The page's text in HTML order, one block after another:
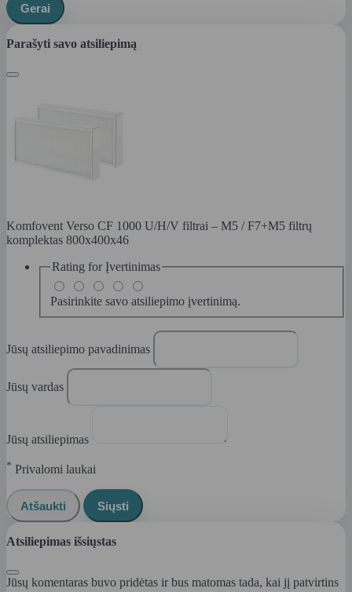
Gerai
Parašyti savo atsiliepimą
Komfovent Verso CF 1000 U/H/V filtrai – M5 / F7+M5 filtrų
komplektas 800x400x46
Rating for Įvertinimas
Pasirinkite savo atsiliepimo įvertinimą.
Jūsų atsiliepimo pavadinimas
Jūsų vardas
Jūsų atsiliepimas
* Privalomi laukai
Atšaukti Siųsti
Atsiliepimas išsiųstas
Jūsų komentaras buvo pridėtas ir bus matomas tada, kai jį patvirtins